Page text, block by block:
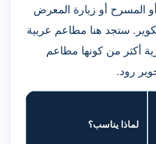
المسرح أو زيارة المعرض
ستجد هنا مطاعم عربية
أكثر من كونها مطاعم
رود.
لماذا يناسب؟